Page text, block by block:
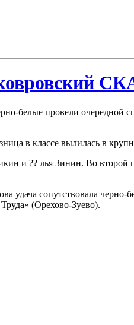
белые провели очередной
в классе вылилась в
и ?? лья Зинин. Во второй
удача сопутствовала
(Орехово-Зуево).